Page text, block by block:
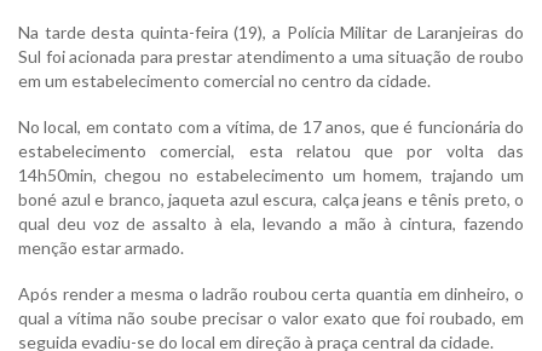
Na tarde desta quinta-feira (19), a Polícia Militar de Laranjeiras do
Sul foi acionada para prestar atendimento a uma situação de roubo
em um estabelecimento comercial no centro da cidade.
No local, em contato com a vítima, de 17 anos, que é funcionária do
estabelecimento comercial, esta relatou que por volta das
14h50min, chegou no estabelecimento um homem, trajando um
boné azul e branco, jaqueta azul escura, calça jeans e tênis preto, o
qual deu voz de assalto à ela, levando a mão à cintura, fazendo
menção estar armado.
Após render a mesma o ladrão roubou certa quantia em dinheiro, o
qual a vítima não soube precisar o valor exato que foi roubado, em
seguida evadiu-se do local em direção à praça central da cidade.